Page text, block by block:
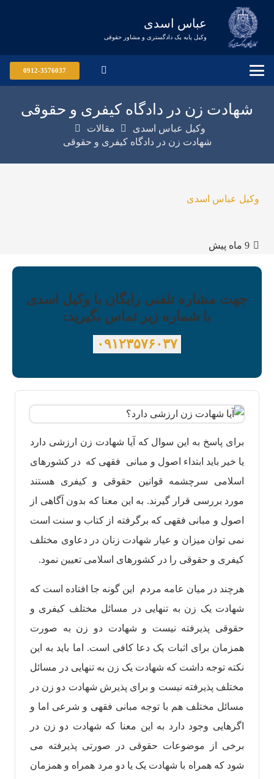
عباس اسدی
وکیل پایه یک دادگستری و مشاور حقوقی
0912-3576037
شهادت زن در دادگاه کیفری و حقوقی
وکیل عباس اسدی
مقالات
شهادت زن در دادگاه کیفری و حقوقی
وکیل عباس اسدی
9 ماه پیش
جهت مشاره تلفنی رایگان با وکیل اسدی
با شماره زیر تماس بگیرید:
۰۹۱۲۳۵۷۶۰۳۷
برای پاسخ به این سوال که آیا شهادت زن ارزشی دارد
یا خیر باید ابتداء اصول و مبانی فقهی که در کشورهای
اسلامی سرچشمه قوانین حقوقی و کیفری هستند
مورد بررسی قرار گیرند. به این معنا که بدون آگاهی از
اصول و مبانی فقهی که برگرفته از کتاب و سنت است
نمی توان میزان و عیار شهادت زنان در دعاوی مختلف
کیفری و حقوقی را در کشورهای اسلامی تعیین نمود.
هرچند در میان عامه مردم این گونه جا افتاده است که
شهادت یک زن به تنهایی در مسائل مختلف کیفری و
حقوقی پذیرفته نیست و شهادت دو زن به صورت
همزمان برای اثبات یک دعا کافی است. اما باید به این
نکته توجه داشت که شهادت یک زن به تنهایی در مسائل
مختلف پذیرفته نیست و برای پذیرش شهادت دو زن در
مسائل مختلف هم با توجه مبانی فقهی و شرعی اما و
اگرهایی وجود دارد به این معنا که شهادت دو زن در
برخی از موضوعات حقوقی در صورتی پذیرفته می
شود که همراه با شهادت یک یا دو مرد همراه و همزمان